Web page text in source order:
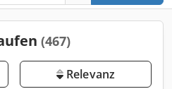
(467)
Relevanz